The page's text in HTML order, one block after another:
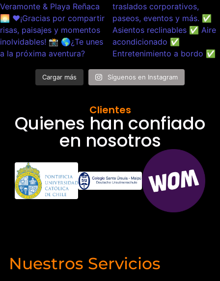
Cargar más Síguenos en Instagram
Clientes
Quienes han confiado
en nosotros
Nuestros Servicios